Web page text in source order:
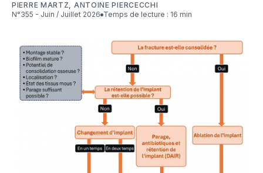
PIERRE MARTZ, ANTOINE PIERCECCHI
N°355 - Juin / Juillet 2026
Temps de lecture : 16 min